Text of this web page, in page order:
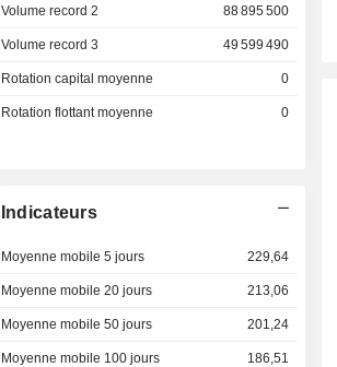
Volume record 2 88 895 500
Volume record 3 49 599 490
Rotation capital moyenne 0
Rotation flottant moyenne 0
Indicateurs
Moyenne mobile 5 jours 229,64
Moyenne mobile 20 jours 213,06
Moyenne mobile 50 jours 201,24
Moyenne mobile 100 jours 186,51